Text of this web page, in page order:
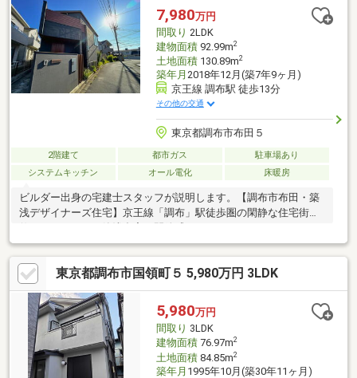
め、子育て世帯にも安心です！◇全居室が6帖以上のゆとりある
間取りです！ お子様それぞれの個室や、在宅ワーク用の書
斎、 趣味のお部屋など、多彩なライフスタイルに対応可能で
す。
7,980万円
間取り 2LDK
建物面積92.99m2
土地面積130.89m2
築年月 2018年12月(築7年9ヶ月)
京王線 調布駅 徒歩13分
その他の交通
東京都調布市布田５
2階建て 都市ガス
駐車場あり
システムキッチン
オール電化 床暖房
ビルダー出身の宅建士スタッフが説明します。【調布市布田・築
浅デザイナーズ住宅】京王線「調布」駅徒歩圏の閑静な住宅街に
を中心としたLDKには床暖房を備え、ご家族が快適に過ごせる空
間です。キッチン横にはテレワークやお子様の学習に便利なワー
クスペースを設置し、ファミリースペースも確保。太陽光パネル
搭載のオール電化住宅で、家計にも環境にも配慮されています。
ロフトやウォークインクローゼット、玄関のシューズインクロー
クなど収納も充実。デザイン性と機能性を兼ね備えた、子育て世
帯にもおすすめの一邸です。ぜひ現地で開放感と住み心地をご体
感ください。
東京都調布市国領町５ 5,980万円 3LDK
5,980万円
間取り 3LDK
建物面積76.97m2
土地面積84.85m2
築年月 1995年10月(築30年11ヶ月)